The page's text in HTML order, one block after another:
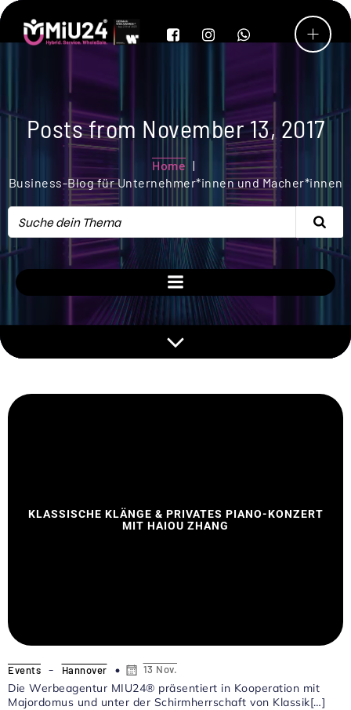
Posts from November 13, 2017
Home
Business-Blog für Unternehmer*innen und Macher*innen
KLASSISCHE KLÄNGE & PRIVATES PIANO-KONZERT
MIT HAIOU ZHANG
Events - Hannover 13 Nov.
Die Werbeagentur MIU24® präsentiert in Kooperation mit
Majordomus und unter der Schirmherrschaft von Klassik[…]